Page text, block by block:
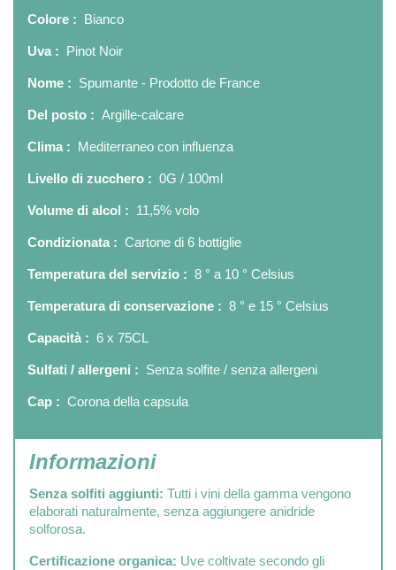
Colore : Bianco
Uva : Pinot Noir
Nome : Spumante - Prodotto de France
Del posto : Argille-calcare
Clima : Mediterraneo con influenza
Livello di zucchero : 0G / 100ml
Volume di alcol : 11,5% volo
Condizionata : Cartone di 6 bottiglie
Temperatura del servizio : 8 ° a 10 ° Celsius
Temperatura di conservazione : 8 ° e 15 ° Celsius
Capacità : 6 x 75CL
Sulfati / allergeni : Senza solfite / senza allergeni
Cap : Corona della capsula
Informazioni
Senza solfiti aggiunti: Tutti i vini della gamma vengono
elaborati naturalmente, senza aggiungere anidride
solforosa.
Certificazione organica: Uve coltivate secondo gli